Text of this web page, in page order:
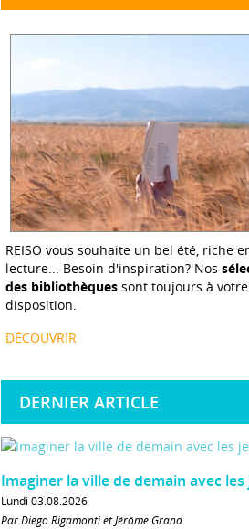
REISO vous souhaite un bel été, riche
lecture... Besoin d'inspiration? Nos
des bibliothèques sont toujours à votre
disposition.
DÉCOUVRIR
DERNIER ARTICLE
Imaginer la ville de demain avec les
Lundi 03.08.2026
Par Diego Rigamonti et Jérôme Grand